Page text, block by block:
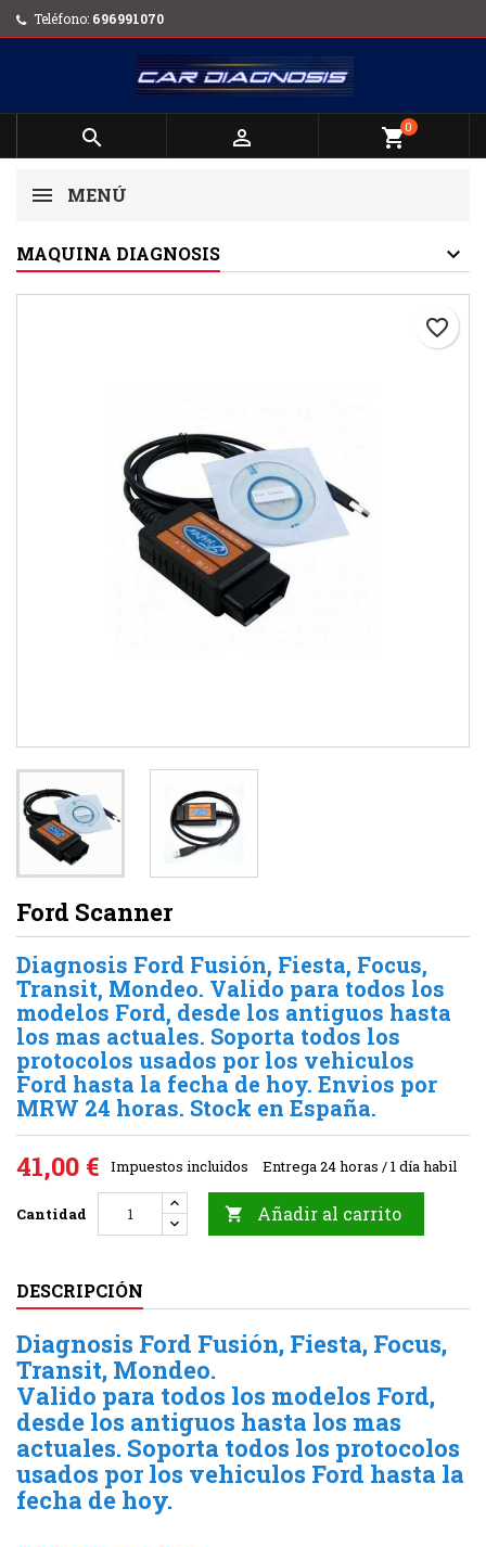
Teléfono: 696991070
  shopping_cart0
MENÚ
MAQUINA DIAGNOSIS
favorite_border
Ford Scanner
Diagnosis Ford Fusión, Fiesta, Focus,
Transit, Mondeo. Valido para todos los
modelos Ford, desde los antiguos hasta
los mas actuales. Soporta todos los
protocolos usados por los vehiculos
Ford hasta la fecha de hoy. Envios por
MRW 24 horas. Stock en España.
41,00 € Impuestos incluidos Entrega 24 horas / 1 día habil
Cantidad  Añadir al carrito
DESCRIPCIÓN
Diagnosis Ford Fusión, Fiesta, Focus,
Transit, Mondeo.
Valido para todos los modelos Ford,
desde los antiguos hasta los mas
actuales. Soporta todos los protocolos
usados por los vehiculos Ford hasta la
fecha de hoy.